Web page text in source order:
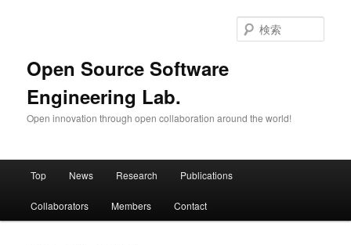
移
動
Open Source Software
Engineering Lab.
Open innovation through open collaboration around the world!
索
メ
Top News Research Publications
Collaborators Members Contact